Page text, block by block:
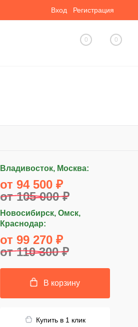
Вход Регистрация
0 0
Владивосток, Москва:
от 94 500 ₽
от 105 000 ₽
Новосибирск, Омск,
Краснодар:
от 99 270 ₽
от 110 300 ₽
В корзину
Купить в 1 клик